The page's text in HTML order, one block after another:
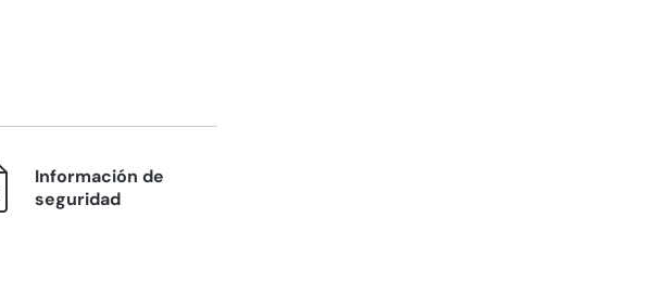
Información de
seguridad